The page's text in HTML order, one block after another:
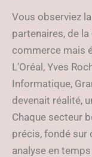
Vous observiez
partenaires, de
commerce mais
L’Oréal, Yves
Informatique,
devenait réalité,
Chaque secteur
précis, fondé sur
analyse en